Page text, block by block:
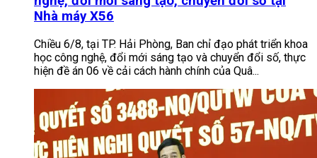
Nhà máy X56
Chiều 6/8, tại TP. Hải Phòng, Ban chỉ đạo phát triển khoa
học công nghệ, đổi mới sáng tạo và chuyển đổi số, thực
hiện đề án 06 về cải cách hành chính của Quâ...